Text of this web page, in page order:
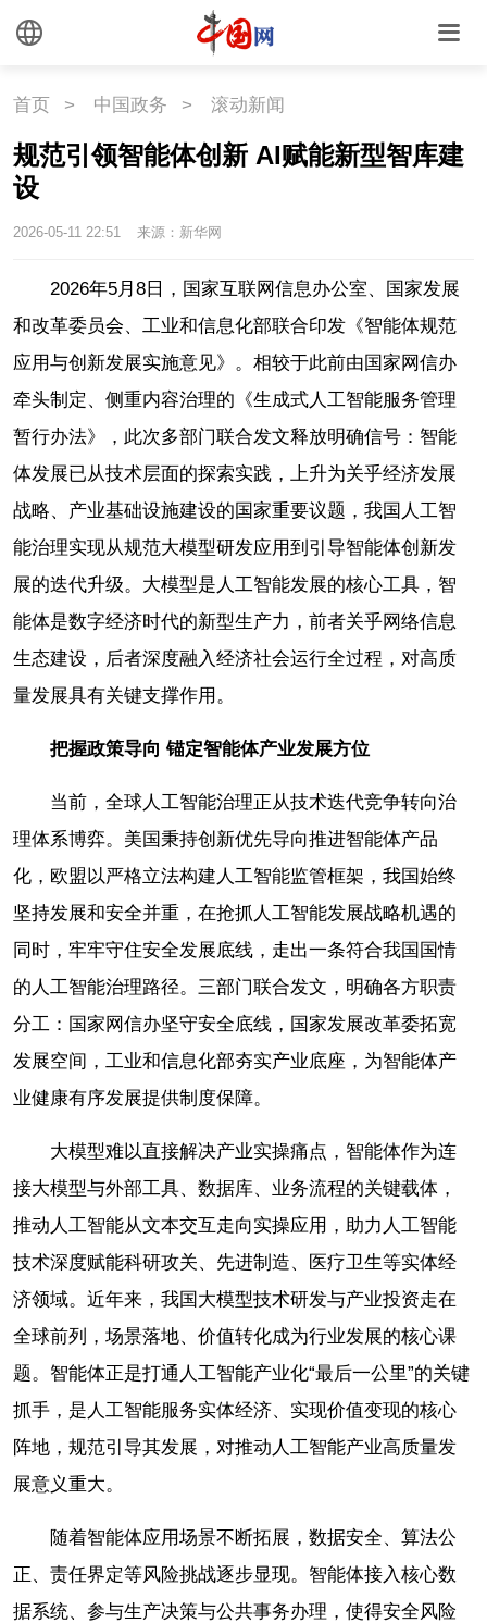
首页 > 中国政务 > 滚动新闻
规范引领智能体创新 AI赋能新型智库建
设
2026-05-11 22:51 来源：新华网
2026年5月8日，国家互联网信息办公室、国家发展
和改革委员会、工业和信息化部联合印发《智能体规范
应用与创新发展实施意见》。相较于此前由国家网信办
牵头制定、侧重内容治理的《生成式人工智能服务管理
暂行办法》，此次多部门联合发文释放明确信号：智能
体发展已从技术层面的探索实践，上升为关乎经济发展
战略、产业基础设施建设的国家重要议题，我国人工智
能治理实现从规范大模型研发应用到引导智能体创新发
展的迭代升级。大模型是人工智能发展的核心工具，智
能体是数字经济时代的新型生产力，前者关乎网络信息
生态建设，后者深度融入经济社会运行全过程，对高质
量发展具有关键支撑作用。
把握政策导向 锚定智能体产业发展方位
当前，全球人工智能治理正从技术迭代竞争转向治
理体系博弈。美国秉持创新优先导向推进智能体产品
化，欧盟以严格立法构建人工智能监管框架，我国始终
坚持发展和安全并重，在抢抓人工智能发展战略机遇的
同时，牢牢守住安全发展底线，走出一条符合我国国情
的人工智能治理路径。三部门联合发文，明确各方职责
分工：国家网信办坚守安全底线，国家发展改革委拓宽
发展空间，工业和信息化部夯实产业底座，为智能体产
业健康有序发展提供制度保障。
大模型难以直接解决产业实操痛点，智能体作为连
接大模型与外部工具、数据库、业务流程的关键载体，
推动人工智能从文本交互走向实操应用，助力人工智能
技术深度赋能科研攻关、先进制造、医疗卫生等实体经
济领域。近年来，我国大模型技术研发与产业投资走在
全球前列，场景落地、价值转化成为行业发展的核心课
题。智能体正是打通人工智能产业化“最后一公里”的关键
抓手，是人工智能服务实体经济、实现价值变现的核心
阵地，规范引导其发展，对推动人工智能产业高质量发
展意义重大。
随着智能体应用场景不断拓展，数据安全、算法公
正、责任界定等风险挑战逐步显现。智能体接入核心数
据系统、参与生产决策与公共事务办理，使得安全风险